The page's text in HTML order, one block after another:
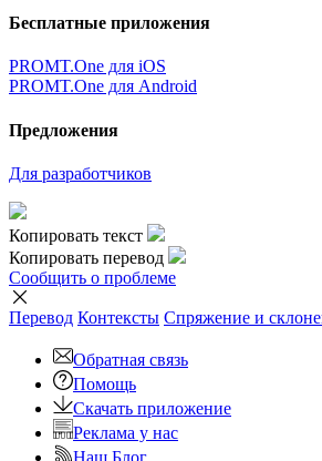
Бесплатные приложения
PROMT.One для iOS
PROMT.One для Android
Предложения
Для разработчиков
Копировать текст
Копировать перевод
Сообщить о проблеме
Перевод Контексты Спряжение и
Обратная связь
Помощь
Скачать приложение
Реклама у нас
Наш Блог